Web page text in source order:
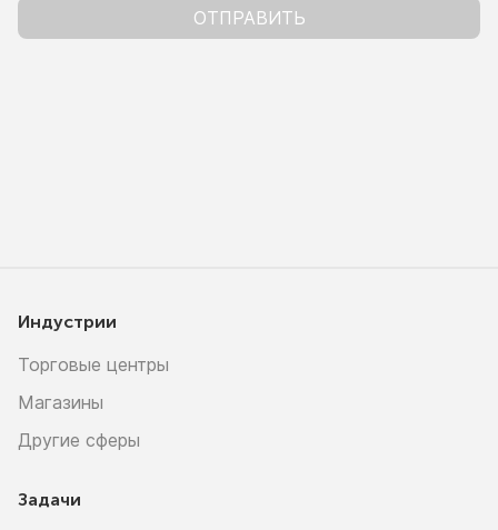
ОТПРАВИТЬ
Индустрии
Торговые центры
Магазины
Другие сферы
Задачи